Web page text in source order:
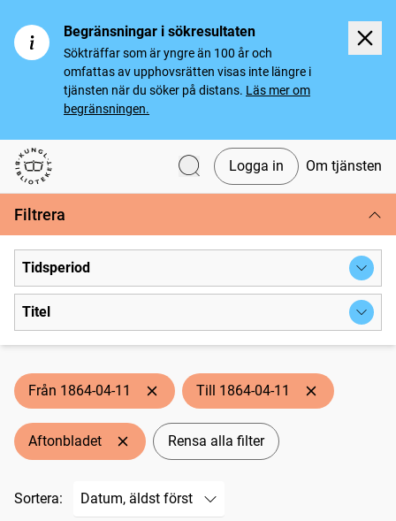
Begränsningar i sökresultaten
Sökträffar som är yngre än 100 år och
omfattas av upphovsrätten visas inte längre i
tjänsten när du söker på distans. Läs mer om
begränsningen.
Svenska tidningar
Logga in Om tjänsten
Filtrera
Tidsperiod
Titel
Från 1864-04-11 Till 1864-04-11
Aftonbladet Rensa alla filter
Sortera: